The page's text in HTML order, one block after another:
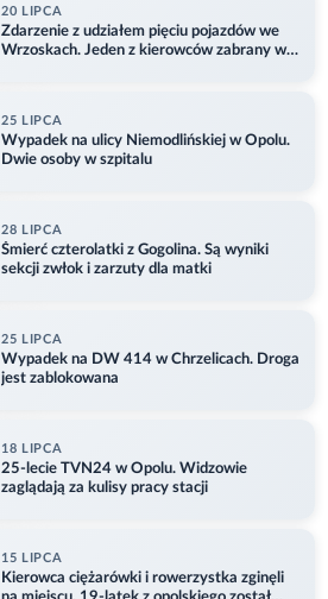
20 LIPCA
Zdarzenie z udziałem pięciu pojazdów we
Wrzoskach. Jeden z kierowców zabrany w
25 LIPCA
Wypadek na ulicy Niemodlińskiej w Opolu.
Dwie osoby w szpitalu
28 LIPCA
Śmierć czterolatki z Gogolina. Są wyniki
sekcji zwłok i zarzuty dla matki
25 LIPCA
Wypadek na DW 414 w Chrzelicach. Droga
jest zablokowana
18 LIPCA
25-lecie TVN24 w Opolu. Widzowie
zaglądają za kulisy pracy stacji
15 LIPCA
Kierowca ciężarówki i rowerzystka zginęli